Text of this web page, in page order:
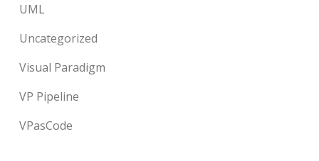
UML
Uncategorized
Visual Paradigm
VP Pipeline
VPasCode